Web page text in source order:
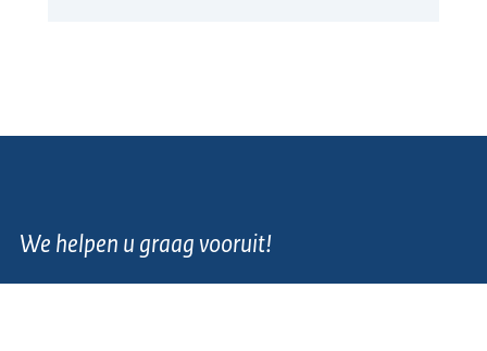
We helpen u graag vooruit!